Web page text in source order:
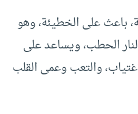
باعث على الخطيئة، وهو
الحطب، ويساعد على
والتعب وعمى القلب